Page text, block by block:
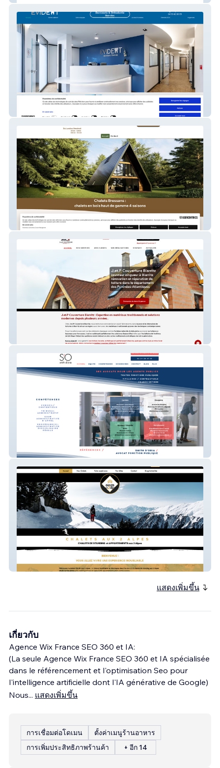
Orthodontistes et Dentistes Auribeau sur
Siagne|Evident06
Chalets Bressans:Chalets en bois haut de
gamme 4 saisons
J.et.P Couverture Biarritz
Avocat Fonction Publique SMITH D'ORIA
cabinet d'avocat fonction publique à Paris
CHALETS AUX 2 ALPES CHALETS DE
STANDING et APPARTEMENTS aux 2
Alpes
แสดงเพิ่มขึ้น
เกี่ยวกับ
Agence Wix France SEO 360 et IA:
(La seule Agence Wix France SEO 360 et IA spécialisée
dans le référencement et l'optimisation Seo pour
l'intelligence artificielle dont l'IA générative de Google)
Nous... แสดงเพิ่มขึ้น
การเชื่อมต่อโดเมน
ตั้งค่าเมนูร้านอาหาร
การเพิ่มประสิทธิภาพร้านค้า
+ อีก 14